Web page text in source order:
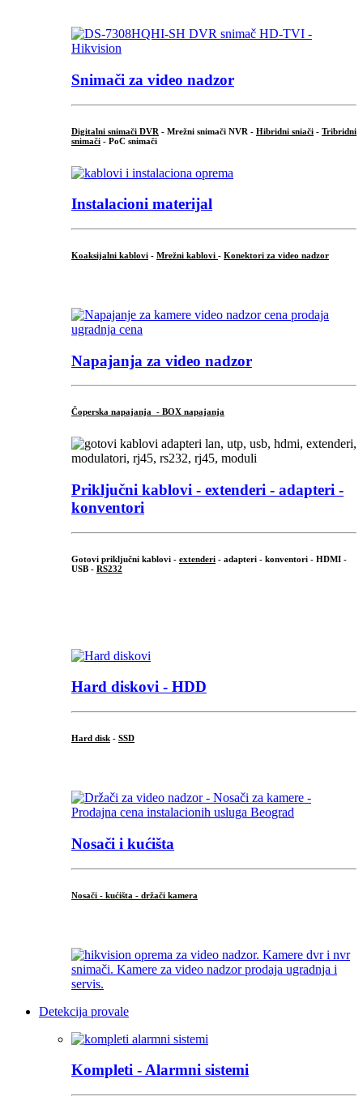
Snimači za video nadzor
Digitalni snimači DVR - Mrežni snimači NVR - Hibridni sniači - Tribridni
snimači - PoC snimači
Instalacioni materijal
Koaksijalni kablovi - Mrežni kablovi - Konektori za video nadzor
Napajanja za video nadzor
Čoperska napajanja - BOX napajanja
Priključni kablovi - extenderi - adapteri -
konventori
Gotovi priključni kablovi - extenderi - adapteri - konventori - HDMI -
USB - RS232
Hard diskovi - HDD
Hard disk - SSD
Nosači i kućišta
Nosači - kućišta - držači kamera
Detekcija provale
Kompleti - Alarmni sistemi